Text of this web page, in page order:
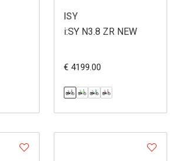
ISY
i:SY N3.8 ZR NEW
€ 4199.00